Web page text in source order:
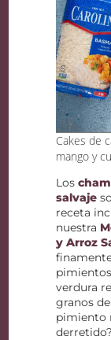
Cakes de
mango y
Los
salvaje
receta
nuestra
y Arroz
verdura
granos
pimiento
derretido?